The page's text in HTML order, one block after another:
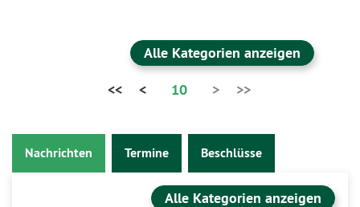
Alle Kategorien anzeigen
<<
< 10 > >>
Nachrichten Termine Beschlüsse
Alle Kategorien anzeigen